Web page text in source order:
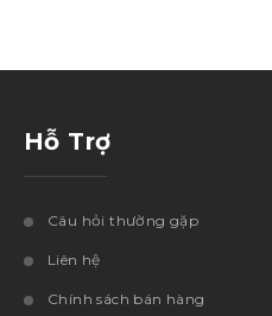
Hỗ Trợ
Câu hỏi thường gặp
Liên hệ
Chính sách bán hàng